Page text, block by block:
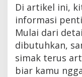
Di artikel ini,
informasi
Mulai dari
dibutuhkan,
simak terus
biar kamu